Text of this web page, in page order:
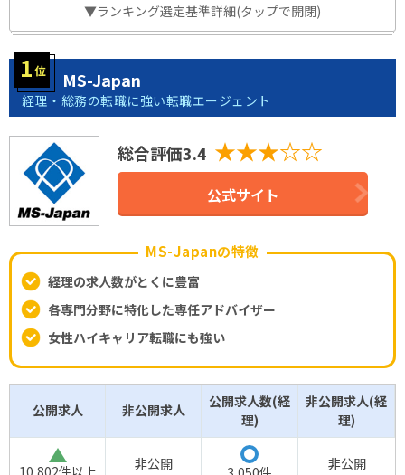
▼ランキング選定基準詳細(タップで開閉)
MS-Japan
経理・総務の転職に強い転職エージェント
総合評価3.4 ★★★☆☆
公式サイト
MS-Japanの特徴
経理の求人数がとくに豊富
各専門分野に特化した専任アドバイザー
女性ハイキャリア転職にも強い
公開求人 非公開求人
公開求人数(経
理)
非公開求人(経
理)
10,802件以上
非公開 非公開